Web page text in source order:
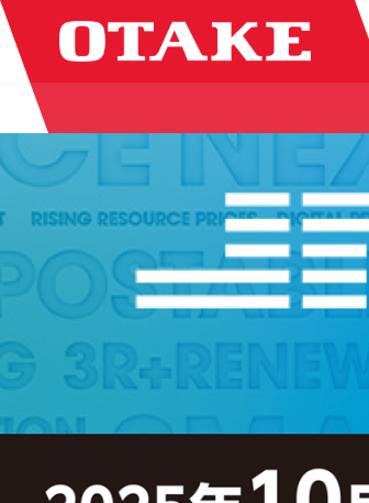
コ
ン
ス
ッ
ナ
ビ
ン
移
出展情報